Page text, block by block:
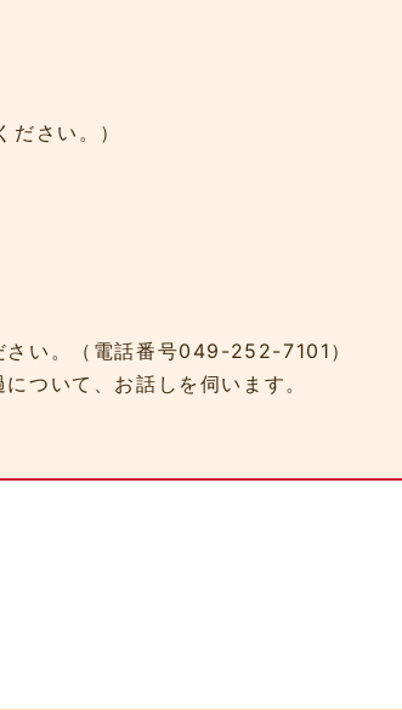
さい。）
い。（電話番号049-252-7101）
ついて、お話しを伺います。